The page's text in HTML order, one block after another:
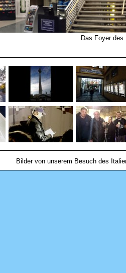
Das Foyer des
Bilder von unserem Besuch des